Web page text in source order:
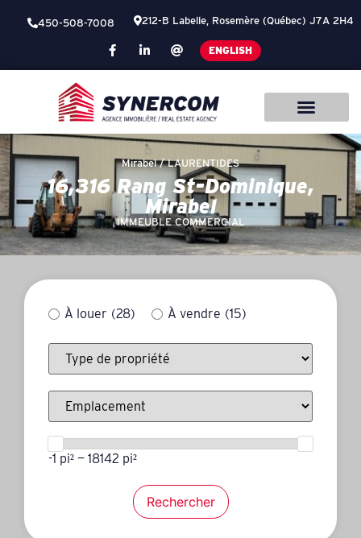
450-508-7008 212-B Labelle, Rosemère (Québec) J7A 2H4
ENGLISH
16,316 Rang St-Dominique,
Mirabel
IMMEUBLE COMMERCIAL
Mirabel /LAURENTIDES
À louer (28) À vendre (15)
-1 pi² — 18142 pi²
Rechercher